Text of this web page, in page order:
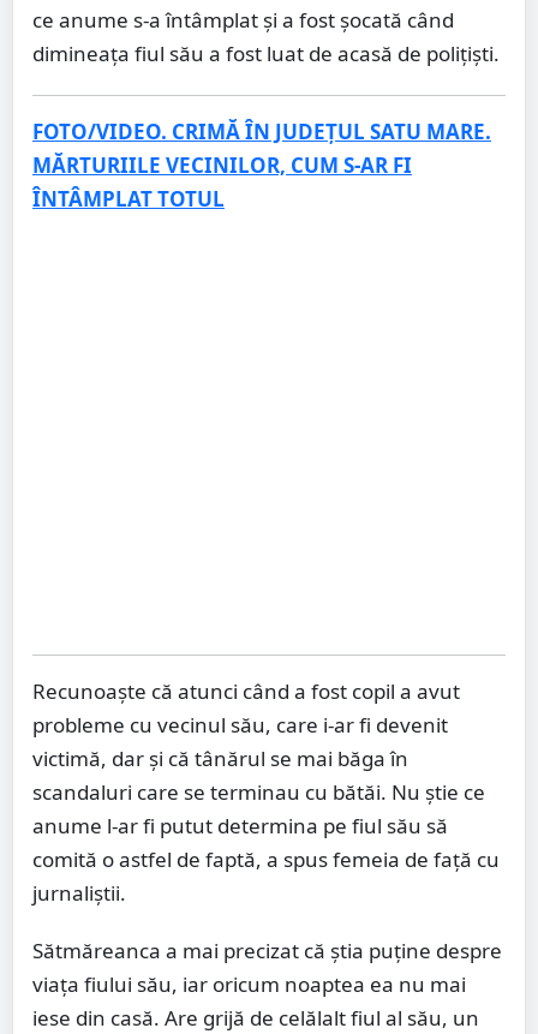
ce anume s-a întâmplat și a fost șocată când
dimineața fiul său a fost luat de acasă de polițiști.
FOTO/VIDEO. CRIMĂ ÎN JUDEȚUL SATU MARE.
MĂRTURIILE VECINILOR, CUM S-AR FI
ÎNTÂMPLAT TOTUL
Recunoaște că atunci când a fost copil a avut
probleme cu vecinul său, care i-ar fi devenit
victimă, dar și că tânărul se mai băga în
scandaluri care se terminau cu bătăi. Nu știe ce
anume l-ar fi putut determina pe fiul său să
comită o astfel de faptă, a spus femeia de față cu
jurnaliștii.
Sătmăreanca a mai precizat că știa puține despre
viața fiului său, iar oricum noaptea ea nu mai
iese din casă. Are grijă de celălalt fiul al său, un